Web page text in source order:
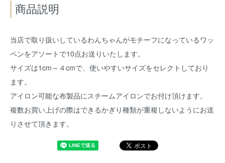
商品説明
当店で取り扱いしているわんちゃんがモチーフになっているワッ
ペンをアソートで10点お送りいたします。
サイズは1cm～４cmで、使いやすいサイズをセレクトしており
ます。
アイロン可能な布製品にスチームアイロンでお付け頂けます。
複数お買い上げの際はできるかぎり種類が重複しないようにお送
りさせて頂きます。